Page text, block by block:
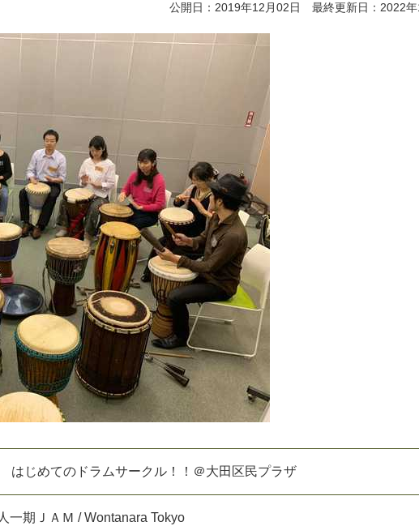
公開日：2019年12月02日 最終更新日：2022年
はじめてのドラムサークル！！＠大田区民プラザ
人 一期 Ｊ Ａ Ｍ / Wontanara Tokyo